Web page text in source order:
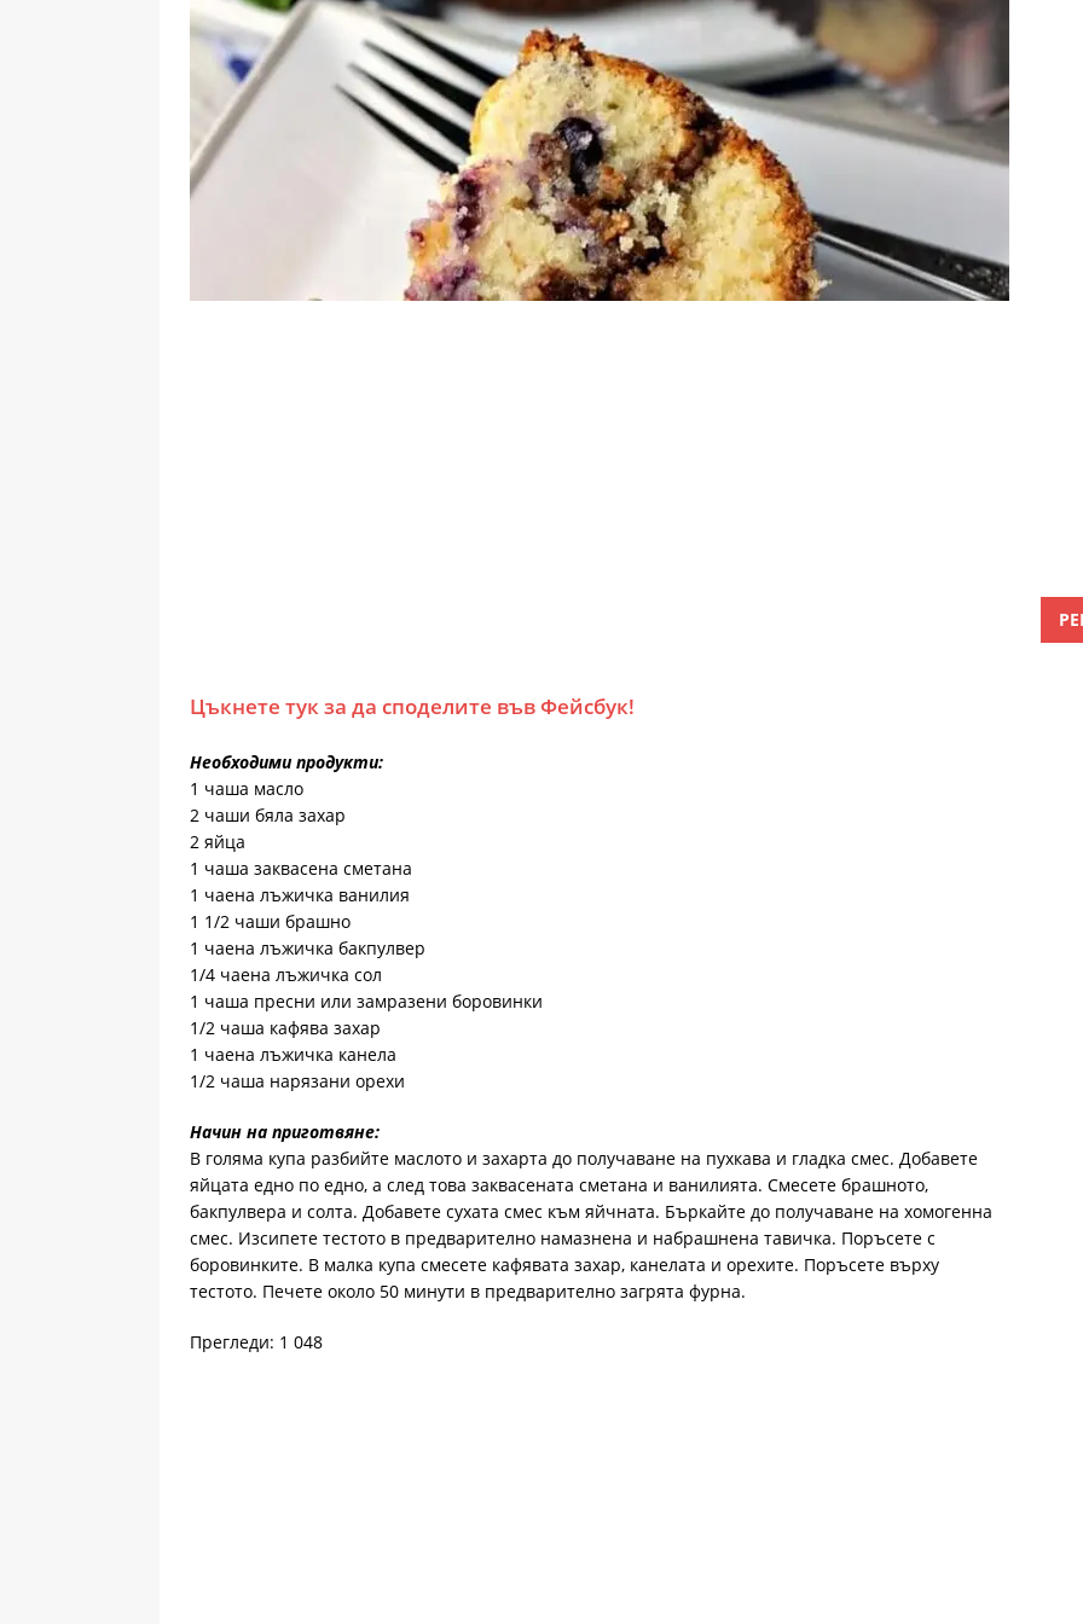
Цъкнете тук за да споделите във Фейсбук!
Необходими продукти:
1 чаша масло
2 чаши бяла захар
2 яйца
1 чаша заквасена сметана
1 чаена лъжичка ванилия
1 1/2 чаши брашно
1 чаена лъжичка бакпулвер
1/4 чаена лъжичка сол
1 чаша пресни или замразени боровинки
1/2 чаша кафява захар
1 чаена лъжичка канела
1/2 чаша нарязани орехи
Начин на приготвяне:
В голяма купа разбийте маслото и захарта до получаване на пухкава и гладка смес. Добавете
яйцата едно по едно, а след това заквасената сметана и ванилията. Смесете брашното,
бакпулвера и солта. Добавете сухата смес към яйчната. Бъркайте до получаване на хомогенна
смес. Изсипете тестото в предварително намазнена и набрашнена тавичка. Поръсете с
боровинките. В малка купа смесете кафявата захар, канелата и орехите. Поръсете върху
тестото. Печете около 50 минути в предварително загрята фурна.
Прегледи: 1 048